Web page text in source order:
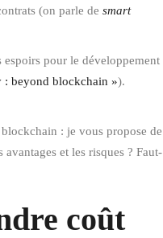
(on parle de smart
pour le développement
: beyond blockchain »).
: je vous propose de
et les risques ? Faut-
coût